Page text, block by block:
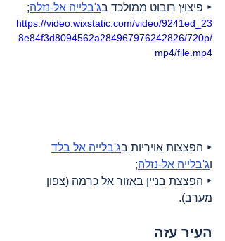
‣ פיצוץ רובוט ממולכד בג'בלייה אל-נזלה;
https://video.wixstatic.com/video/9241ed_23
8e84f3d8094562a284967976242826/720p/
mp4/file.mp4
‣ הפצצות אויריות בג'בלייה אל בלד
וג'בלייה אל-נזלה;
‣ הפצצת בניין באזור אל כרמה (צפון
מערב).
העיר עזה